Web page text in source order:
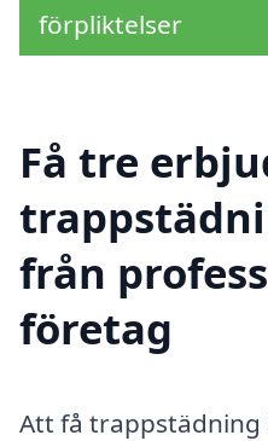
förpliktelser
Få tre
från
företag
Att få trappstädning